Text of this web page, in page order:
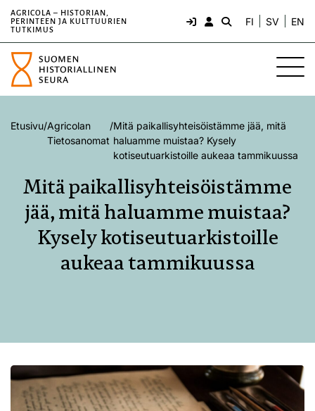
AGRICOLA – HISTORIAN,
PERINTEEN JA KULTTUURIEN
TUTKIMUS
FI SV EN
Etusivu/Agricolan
Tietosanomat
/Mitä paikallisyhteisöistämme jää, mitä
haluamme muistaa? Kysely
kotiseutuarkistoille aukeaa tammikuussa
Mitä paikallisyhteisöistämme
jää, mitä haluamme muistaa?
Kysely kotiseutuarkistoille
aukeaa tammikuussa